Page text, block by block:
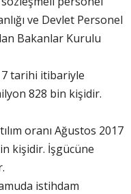
ve Devlet Personel
Bakanlar Kurulu
tarihi itibariyle
828 bin kişidir.
oranı Ağustos 2017
kişidir. İşgücüne
istihdam